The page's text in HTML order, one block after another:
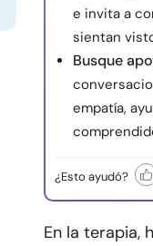
e invita a
sientan
Busque
empatía,
¿Esto ayudó?
En la terapia,